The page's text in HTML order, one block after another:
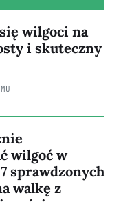
wilgoci na
i skuteczny
wilgoć w
sprawdzonych
walkę z